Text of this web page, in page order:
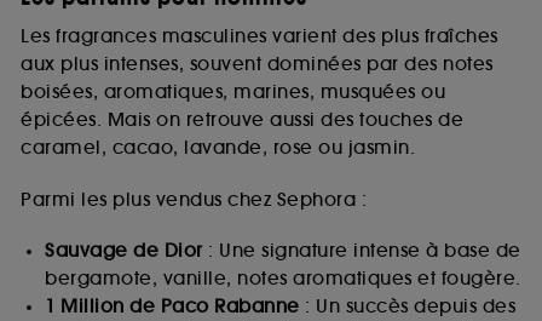
Les fragrances masculines varient des plus fraîches
aux plus intenses, souvent dominées par des notes
boisées, aromatiques, marines, musquées ou
épicées. Mais on retrouve aussi des touches de
caramel, cacao, lavande, rose ou jasmin.
Parmi les plus vendus chez Sephora :
Sauvage de Dior: Une signature intense à base de
bergamote, vanille, notes aromatiques et fougère.
1 Million de Paco Rabanne : Un succès depuis des